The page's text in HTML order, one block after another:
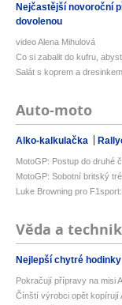
Nejčastější novoroční
dovolenou
video Alena Mihulová
Co si zabalit do kufru,
Salát s koprem a
Auto-moto
Alko-kalkulačka
MotoGP: Postup do druhé
MotoGP: Sobotní britský
Luke Browning pro
Věda a
Nejlepší chytré hodinky
Pokračují přípravy na misi
Čínští výrobci opět kopírují